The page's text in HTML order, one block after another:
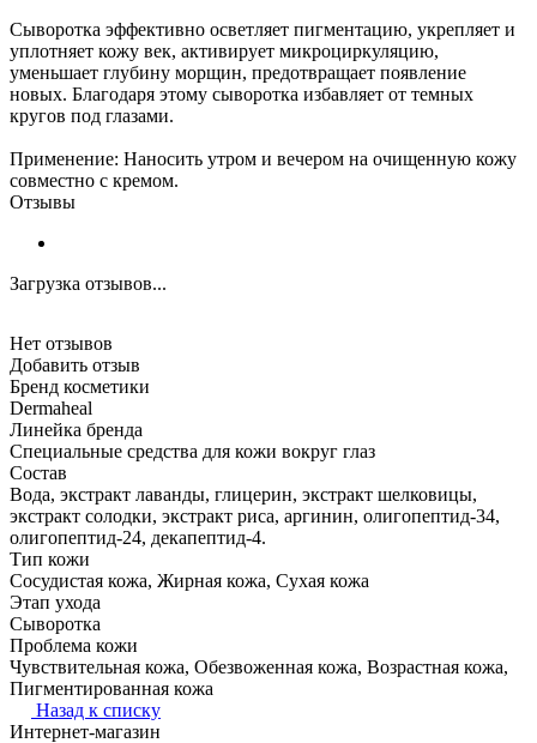
Сыворотка эффективно осветляет пигментацию, укрепляет и
уплотняет кожу век, активирует микроциркуляцию,
уменьшает глубину морщин, предотвращает появление
новых. Благодаря этому сыворотка избавляет от темных
кругов под глазами.
Применение: Наносить утром и вечером на очищенную кожу
совместно с кремом.
Отзывы
Загрузка отзывов...
Нет отзывов
Добавить отзыв
Бренд косметики
Dermaheal
Линейка бренда
Специальные средства для кожи вокруг глаз
Состав
Вода, экстракт лаванды, глицерин, экстракт шелковицы,
экстракт солодки, экстракт риса, аргинин, олигопептид-34,
олигопептид-24, декапептид-4.
Тип кожи
Сосудистая кожа, Жирная кожа, Сухая кожа
Этап ухода
Сыворотка
Проблема кожи
Чувствительная кожа, Обезвоженная кожа, Возрастная кожа,
Пигментированная кожа
Назад к списку
Интернет-магазин